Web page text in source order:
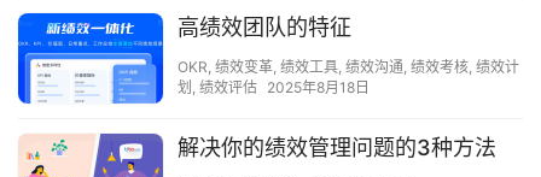
高绩效团队的特征
OKR, 绩效变革, 绩效工具, 绩效沟通, 绩效考核, 绩效计
划 , 绩效评估 2025年8月18日
解决你的绩效管理问题的3种方法